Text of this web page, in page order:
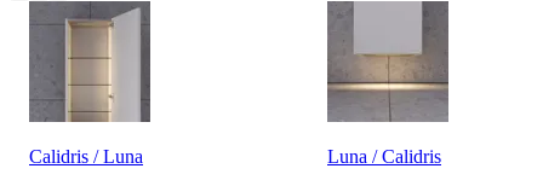
Calidris / Luna
Luna / Calidris